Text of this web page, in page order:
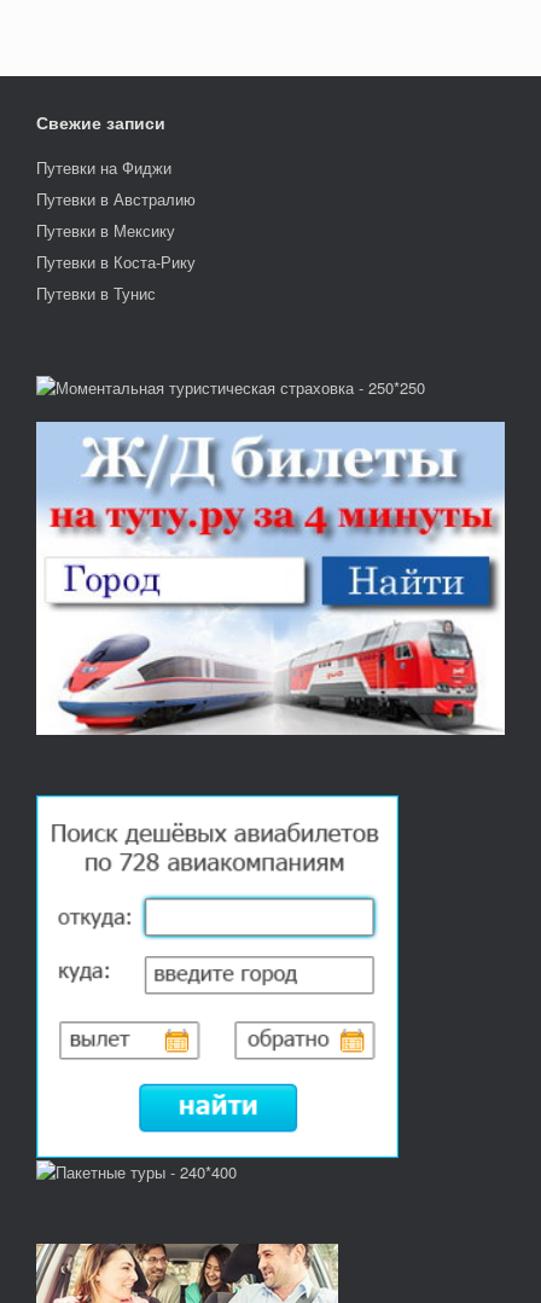
Свежие записи
Путевки на Фиджи
Путевки в Австралию
Путевки в Мексику
Путевки в Коста-Рику
Путевки в Тунис